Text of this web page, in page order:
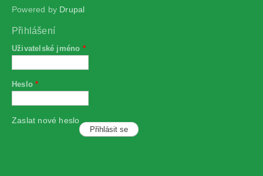
Powered by Drupal
Přihlášení
Uživatelské jméno *
Heslo*
Zaslat nové heslo